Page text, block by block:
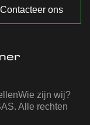
Contacteer ons
Wie zijn wij?
Alle rechten